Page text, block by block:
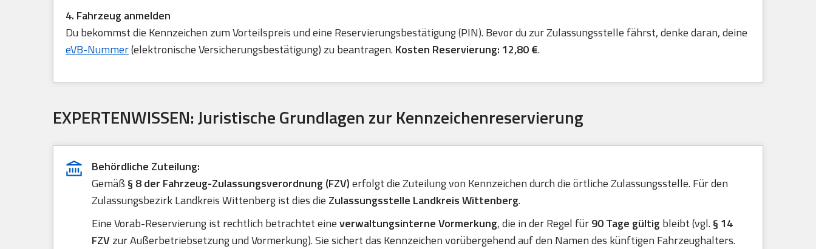
4. Fahrzeug anmelden
Du bekommst die Kennzeichen zum Vorteilspreis und eine Reservierungsbestätigung (PIN). Bevor du zur Zulassungsstelle fährst, denke daran, deine
eVB-Nummer(elektronische Versicherungsbestätigung) zu beantragen.Kosten Reservierung: 12,80 €.
EXPERTENWISSEN: Juristische Grundlagen zur Kennzeichenreservierung
Behördliche Zuteilung:
Gemäß § 8 der Fahrzeug-Zulassungsverordnung (FZV)erfolgt die Zuteilung von Kennzeichen durch die örtliche Zulassungsstelle. Für den
Zulassungsbezirk Landkreis Wittenberg ist dies die Zulassungsstelle Landkreis Wittenberg.
Eine Vorab-Reservierung ist rechtlich betrachtet eineverwaltungsinterne Vormerkung, die in der Regel für90 Tage gültig bleibt (vgl.§ 14
FZVzur Außerbetriebsetzung und Vormerkung). Sie sichert das Kennzeichen vorübergehend auf den Namen des künftigen Fahrzeughalters.